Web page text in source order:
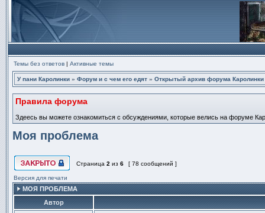
Темы без ответов | Активные темы
У пани Каролинки » Форум и с чем его едят » Открытый архив форума Каролинки
Правила форума
Здеесь вы можете ознакомиться с обсуждениями, которые велись на форуме
Моя проблема
Страница 2 из 6 [ 78 сообщений ]
Версия для печати
МОЯ ПРОБЛЕМА
Автор